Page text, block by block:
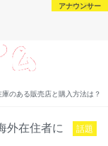
のある販売店と購入方法は？
話題
外在住者に
芸能・スポーツ
芸能・スポーツ
未分類
アナウンサー